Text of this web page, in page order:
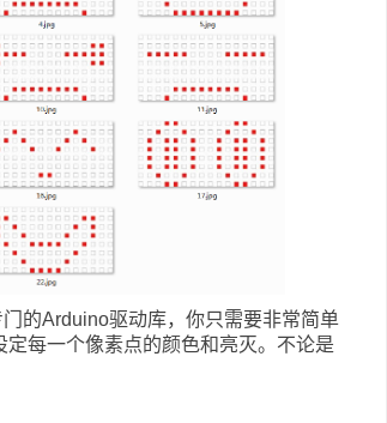
的Arduino驱动库，你只需要非常简单
每一个像素点的颜色和亮灭。不论是